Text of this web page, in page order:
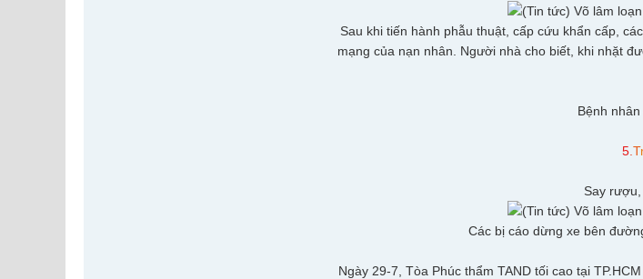
Sau khi tiến hành phẫu thuật, cấp cứu khẩn cấp,
mạng của nạn nhân. Người nhà cho biết, khi nhặt
Bệnh
5. T
Say
Các bị cáo dừng xe bên
Ngày 29-7, Tòa Phúc thẩm TAND tối cao tại